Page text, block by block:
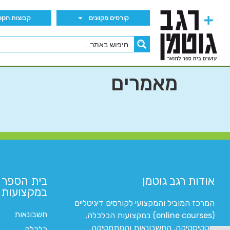
קורסים מקוונים קבוצות הWhatsApp
מאמרים
אודות רגב גוטמן
המרכז המוביל והמקצועי לקורסים דיגיטליים
(online courses) במקצועות הכלכלה,
סטטיסטיקה, החשבונאות והמתמטיקה
בית
במקצועות
חשבונאות